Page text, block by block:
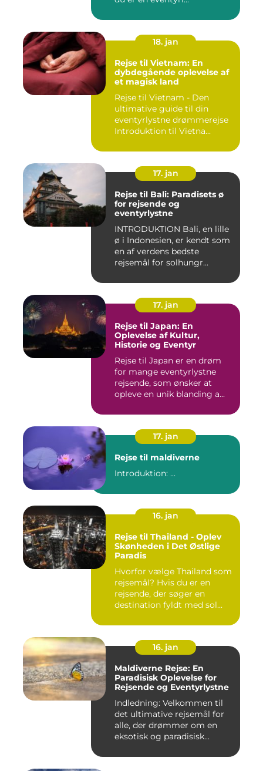
18. jan
Rejse til Vietnam: En
dybdegående oplevelse af
et magisk land
Rejse til Vietnam - Den
ultimative guide til din
eventyrlystne drømmerejse
Introduktion til Vietna...
17. jan
Rejse til Bali: Paradisets ø
for rejsende og
eventyrlystne
INTRODUKTION Bali, en lille
ø i Indonesien, er kendt som
en af verdens bedste
rejsemål for solhungr...
17. jan
Rejse til Japan: En
Oplevelse af Kultur,
Historie og Eventyr
Rejse til Japan er en drøm
for mange eventyrlystne
rejsende, som ønsker at
opleve en unik blanding a...
17. jan
Rejse til maldiverne
Introduktion: ...
16. jan
Rejse til Thailand - Oplev
Skønheden i Det Østlige
Paradis
Hvorfor vælge Thailand som
rejsemål? Hvis du er en
rejsende, der søger en
destination fyldt med sol...
16. jan
Maldiverne Rejse: En
Paradisisk Oplevelse for
Rejsende og Eventyrlystne
Indledning: Velkommen til
det ultimative rejsemål for
alle, der drømmer om en
eksotisk og paradisisk...